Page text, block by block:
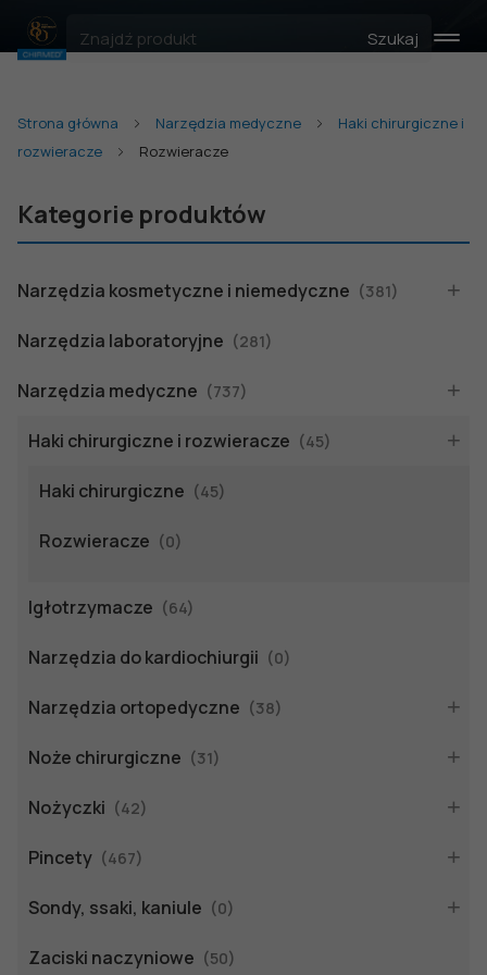
Szukaj
Strona główna Narzędzia medyczne
Haki chirurgiczne i
rozwieracze
Rozwieracze
Kategorie produktów
Narzędzia kosmetyczne i niemedyczne (381)
Narzędzia laboratoryjne (281)
Narzędzia medyczne (737)
Haki chirurgiczne i rozwieracze (45)
Haki chirurgiczne (45)
Rozwieracze (0)
Igłotrzymacze (64)
Narzędzia do kardiochiurgii (0)
Narzędzia ortopedyczne (38)
Noże chirurgiczne (31)
Nożyczki (42)
Pincety (467)
Sondy, ssaki, kaniule (0)
Zaciski naczyniowe (50)